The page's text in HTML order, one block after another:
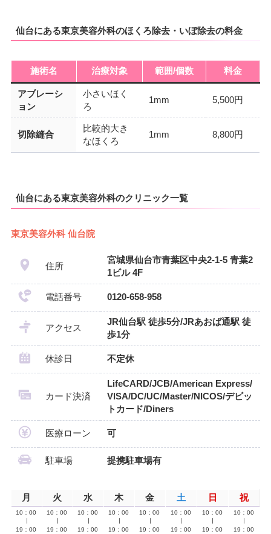
仙台にある東京美容外科のほくろ除去・いぼ除去の料金
施術名 治療対象 範囲/個数 料金
アブレーシ
ョン
小さいほく
ろ
1mm 5,500円
切除縫合
比較的大き
なほくろ
1mm 8,800円
仙台にある東京美容外科のクリニック一覧
東京美容外科 仙台院
住所
宮城県仙台市青葉区中央2-1-5 青葉2
1ビル 4F
電話番号 0120-658-958
アクセス
JR仙台駅 徒歩5分/JRあおば通駅 徒
歩1分
休診日 不定休
カード決済
LifeCARD/JCB/American Express/
VISA/DC/UC/Master/NICOS/デビッ
トカード/Diners
医療ローン 可
駐車場 提携駐車場有
月 火 水 木 金 土 日 祝
10：00
19：00
10：00
19：00
10：00
19：00
10：00
19：00
10：00
19：00
10：00
19：00
10：00
19：00
10：00
19：00